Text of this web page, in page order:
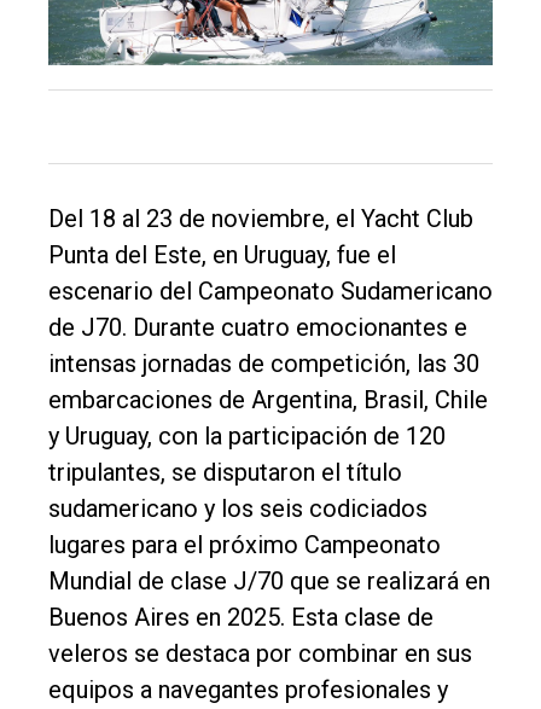
General
Política
Entrevistas
Rural
Deportes
Fúnebres
Edición
Empresa
Nosotros
Contacto
Del 18 al 23 de noviembre, el Yacht Club
Punta del Este, en Uruguay, fue el
escenario del Campeonato Sudamericano
de J70. Durante cuatro emocionantes e
intensas jornadas de competición, las 30
embarcaciones de Argentina, Brasil, Chile
y Uruguay, con la participación de 120
tripulantes, se disputaron el título
sudamericano y los seis codiciados
lugares para el próximo Campeonato
Mundial de clase J/70 que se realizará en
Buenos Aires en 2025. Esta clase de
veleros se destaca por combinar en sus
equipos a navegantes profesionales y